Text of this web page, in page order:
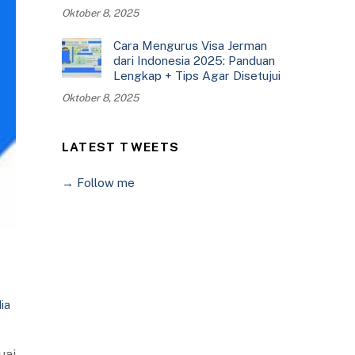
Oktober 8, 2025
Cara Mengurus Visa Jerman
dari Indonesia 2025: Panduan
Lengkap + Tips Agar Disetujui
Oktober 8, 2025
LATEST TWEETS
→ Follow me